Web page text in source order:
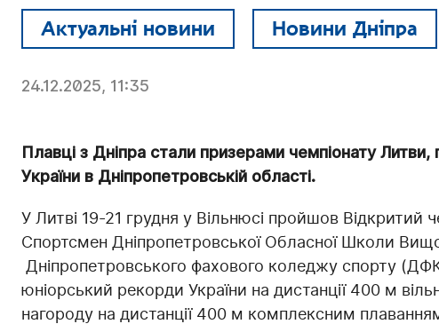
Актуальні новини Новини Дніпра
24.12.2025, 11:35
Плавці з Дніпра стали призерами чемпіонату
України в Дніпропетровській області.
У Литві 19-21 грудня у Вільнюсі пройшов Відкритий
Спортсмен Дніпропетровської Обласної Школи
Дніпропетровського фахового коледжу спорту
юніорський рекорди України на дистанції 400 м
нагороду на дистанції 400 м комплексним